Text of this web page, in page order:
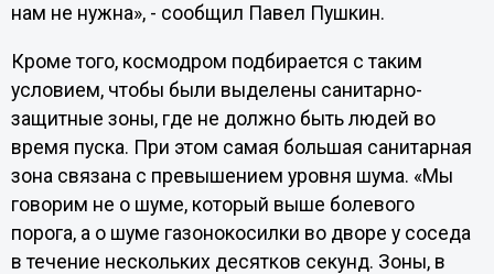
нам не нужна», - сообщил Павел Пушкин.
Кроме того, космодром подбирается с таким
условием, чтобы были выделены санитарно-
защитные зоны, где не должно быть людей во
время пуска. При этом самая большая санитарная
зона связана с превышением уровня шума. «Мы
говорим не о шуме, который выше болевого
порога, а о шуме газонокосилки во дворе у соседа
в течение нескольких десятков секунд. Зоны, в